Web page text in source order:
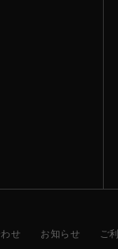
せ お知らせ ご